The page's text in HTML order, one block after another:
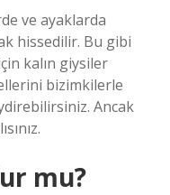
ve ayaklarda
hissedilir. Bu gibi
kalın giysiler
bizimkilerle
Ancak
mu?